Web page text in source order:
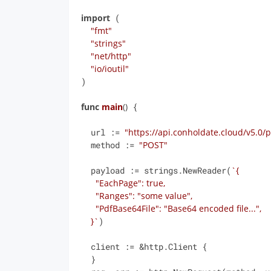
import (
"fmt"
"strings"
"net/http"
"io/ioutil"
)
func main() {
  url :=
"https://api.conholdate.cloud/v5.0/
  method :=
"POST"
  payload := strings.NewReader(
`{
    }`
)